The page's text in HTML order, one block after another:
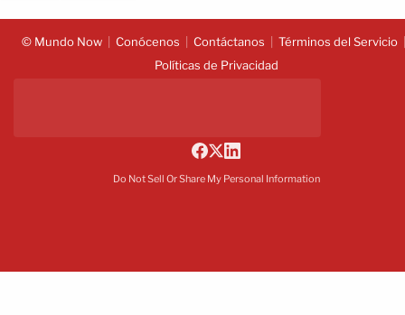
© Mundo Now Conócenos Contáctanos
Términos del Servicio
Políticas de Privacidad
Do Not Sell Or Share My Personal Information